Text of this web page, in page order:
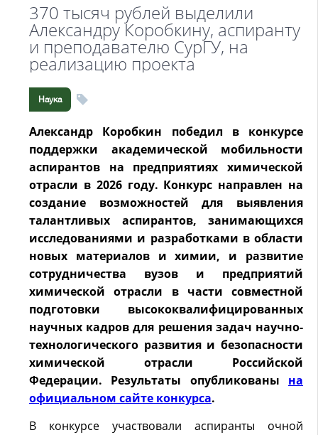
370 тысяч рублей выделили
Александру Коробкину, аспиранту
и преподавателю СурГУ, на
реализацию проекта
Наука
Александр Коробкин победил в конкурсе
поддержки академической мобильности
аспирантов на предприятиях химической
отрасли в 2026 году. Конкурс направлен на
создание возможностей для выявления
талантливых аспирантов, занимающихся
исследованиями и разработками в области
новых материалов и химии, и развитие
сотрудничества вузов и предприятий
химической отрасли в части совместной
подготовки высококвалифицированных
научных кадров для решения задач научно-
технологического развития и безопасности
химической отрасли Российской
Федерации. Результаты опубликованы
на
официальном сайте конкурса.
В конкурсе участвовали аспиранты очной